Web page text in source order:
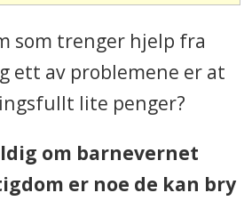
som trenger hjelp fra
ett av problemene er at
lite penger?
om barnevernet
er noe de kan bry